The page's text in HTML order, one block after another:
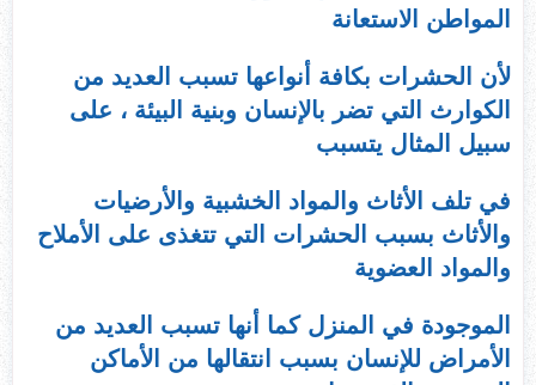
المواطن الاستعانة
لأن الحشرات بكافة أنواعها تسبب العديد من
الكوارث التي تضر بالإنسان وبنية البيئة ، على
سبيل المثال يتسبب
في تلف الأثاث والمواد الخشبية والأرضيات
والأثاث بسبب الحشرات التي تتغذى على الأملاح
والمواد العضوية
الموجودة في المنزل كما أنها تسبب العديد من
الأمراض للإنسان بسبب انتقالها من الأماكن